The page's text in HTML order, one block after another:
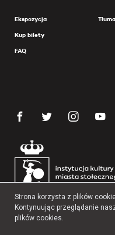
Archiwum Państwowe m.
Ekspozycja
Kup bilety
FAQ
Strona korzysta z plików
Kontynuując przeglądanie
plików cookies.